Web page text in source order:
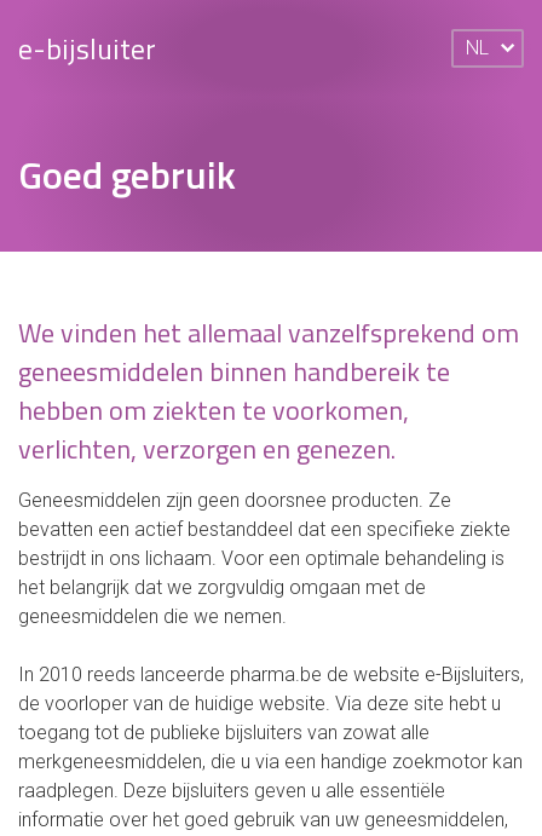
e-bijsluiter NL
Goed gebruik
We vinden het allemaal vanzelfsprekend om
geneesmiddelen binnen handbereik te
hebben om ziekten te voorkomen,
verlichten, verzorgen en genezen.
Geneesmiddelen zijn geen doorsnee producten. Ze
bevatten een actief bestanddeel dat een specifieke ziekte
bestrijdt in ons lichaam. Voor een optimale behandeling is
het belangrijk dat we zorgvuldig omgaan met de
geneesmiddelen die we nemen.
In 2010 reeds lanceerde pharma.be de website e-Bijsluiters,
de voorloper van de huidige website. Via deze site hebt u
toegang tot de publieke bijsluiters van zowat alle
merkgeneesmiddelen, die u via een handige zoekmotor kan
raadplegen. Deze bijsluiters geven u alle essentiële
informatie over het goed gebruik van uw geneesmiddelen,